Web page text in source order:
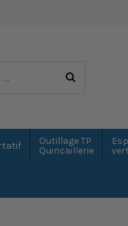
Outillage TP
Quincaillerie